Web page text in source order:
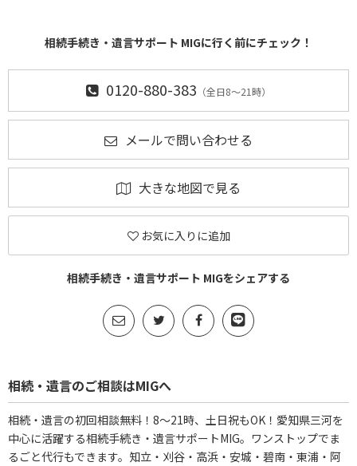
相続手続き・遺言サポート MIGに行く前にチェック！
0120-880-383 （全日8～21時）
メールで問い合わせる
大きな地図で見る
お気に入りに追加
相続手続き・遺言サポート MIGをシェアする
相続・遺言のご相談はMIGへ
相続・遺言の初回相談無料！8～21時、土日祝もOK！愛知県三河を
中心に活躍する相続手続き・遺言サポートMIG。ワンストップでま
るごと代行もできます。知立・刈谷・高浜・安城・碧南・東浦・阿